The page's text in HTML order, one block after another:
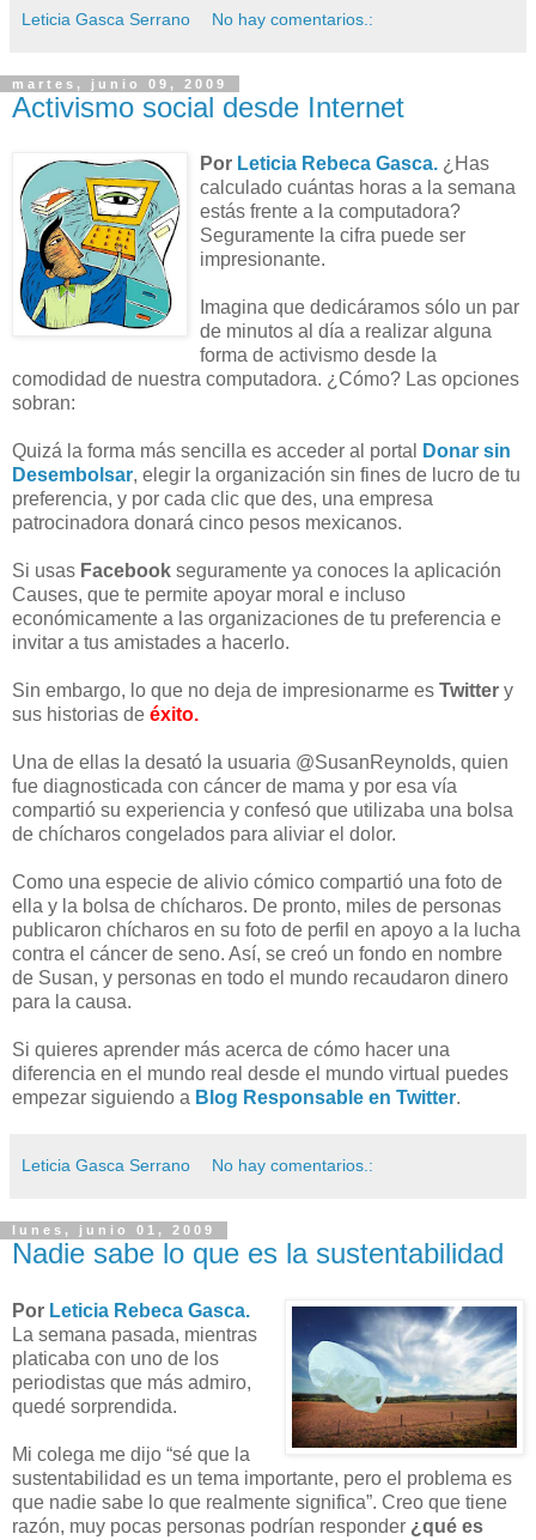
Leticia Gasca Serrano No hay comentarios.:
martes, junio 09, 2009
Activismo social desde Internet
Por Leticia Rebeca Gasca. ¿Has
calculado cuántas horas a la semana
estás frente a la computadora?
Seguramente la cifra puede ser
impresionante.
Imagina que dedicáramos sólo un par
de minutos al día a realizar alguna
forma de activismo desde la
comodidad de nuestra computadora. ¿Cómo? Las opciones
sobran:
Quizá la forma más sencilla es acceder al portal
Donar sin
Desembolsar, elegir la organización sin fines de lucro de tu
preferencia, y por cada clic que des, una empresa
patrocinadora donará cinco pesos mexicanos.
Si usas Facebook seguramente ya conoces la aplicación
Causes, que te permite apoyar moral e incluso
económicamente a las organizaciones de tu preferencia e
invitar a tus amistades a hacerlo.
Sin embargo, lo que no deja de impresionarme es Twitter y
sus historias de éxito.
Una de ellas la desató la usuaria @SusanReynolds, quien
fue diagnosticada con cáncer de mama y por esa vía
compartió su experiencia y confesó que utilizaba una bolsa
de chícharos congelados para aliviar el dolor.
Como una especie de alivio cómico compartió una foto de
ella y la bolsa de chícharos. De pronto, miles de personas
publicaron chícharos en su foto de perfil en apoyo a la lucha
contra el cáncer de seno. Así, se creó un fondo en nombre
de Susan, y personas en todo el mundo recaudaron dinero
para la causa.
Si quieres aprender más acerca de cómo hacer una
diferencia en el mundo real desde el mundo virtual puedes
empezar siguiendo a Blog Responsable en Twitter.
Leticia Gasca Serrano No hay comentarios.:
lunes, junio 01, 2009
Nadie sabe lo que es la sustentabilidad
Por Leticia Rebeca Gasca.
La semana pasada, mientras
platicaba con uno de los
periodistas que más admiro,
quedé sorprendida.
Mi colega me dijo “sé que la
sustentabilidad es un tema importante, pero el problema es
que nadie sabe lo que realmente significa”. Creo que tiene
razón, muy pocas personas podrían responder ¿qué es